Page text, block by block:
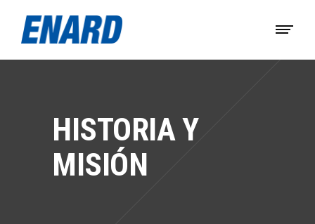
HISTORIA Y
MISIÓN